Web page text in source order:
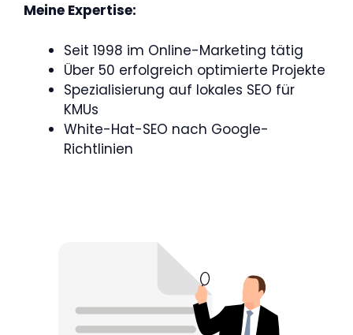
Meine Expertise:
Seit 1998 im Online-Marketing tätig
Über 50 erfolgreich optimierte Projekte
Spezialisierung auf lokales SEO für
KMUs
White-Hat-SEO nach Google-
Richtlinien